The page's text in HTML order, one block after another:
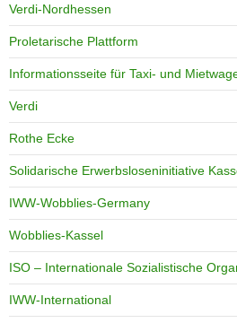
Verdi-Nordhessen
Proletarische Plattform
Informationsseite für Taxi- und
Verdi
Rothe Ecke
Solidarische Erwerbsloseninitiative
IWW-Wobblies-Germany
Wobblies-Kassel
ISO – Internationale Sozialistische
IWW-International